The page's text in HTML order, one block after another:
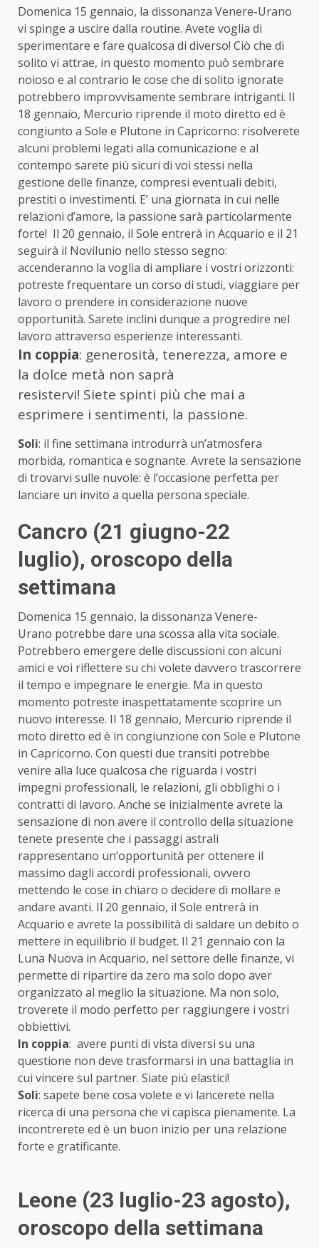
Domenica 15 gennaio, la dissonanza Venere-Urano
vi spinge a uscire dalla routine. Avete voglia di
sperimentare e fare qualcosa di diverso! Ciò che di
solito vi attrae, in questo momento può sembrare
noioso e al contrario le cose che di solito ignorate
potrebbero improvvisamente sembrare intriganti. Il
18 gennaio, Mercurio riprende il moto diretto ed è
congiunto a Sole e Plutone in Capricorno: risolverete
alcuni problemi legati alla comunicazione e al
contempo sarete più sicuri di voi stessi nella
gestione delle finanze, compresi eventuali debiti,
prestiti o investimenti. E’ una giornata in cui nelle
relazioni d’amore, la passione sarà particolarmente
forte! Il 20 gennaio, il Sole entrerà in Acquario e il 21
seguirà il Novilunio nello stesso segno:
accenderanno la voglia di ampliare i vostri orizzonti:
potreste frequentare un corso di studi, viaggiare per
lavoro o prendere in considerazione nuove
opportunità. Sarete inclini dunque a progredire nel
lavoro attraverso esperienze interessanti.
In coppia: generosità, tenerezza, amore e
la dolce metà non saprà
resistervi! Siete spinti più che mai a
esprimere i sentimenti, la passione.
Soli: il fine settimana introdurrà un’atmosfera
morbida, romantica e sognante. Avrete la sensazione
di trovarvi sulle nuvole: è l’occasione perfetta per
lanciare un invito a quella persona speciale.
Cancro (21 giugno-22
luglio), oroscopo della
settimana
Domenica 15 gennaio, la dissonanza Venere-
Urano potrebbe dare una scossa alla vita sociale.
Potrebbero emergere delle discussioni con alcuni
amici e voi riflettere su chi volete davvero trascorrere
il tempo e impegnare le energie. Ma in questo
momento potreste inaspettatamente scoprire un
nuovo interesse. Il 18 gennaio, Mercurio riprende il
moto diretto ed è in congiunzione con Sole e Plutone
in Capricorno. Con questi due transiti potrebbe
venire alla luce qualcosa che riguarda i vostri
impegni professionali, le relazioni, gli obblighi o i
contratti di lavoro. Anche se inizialmente avrete la
sensazione di non avere il controllo della situazione
tenete presente che i passaggi astrali
rappresentano un’opportunità per ottenere il
massimo dagli accordi professionali, ovvero
mettendo le cose in chiaro o decidere di mollare e
andare avanti. Il 20 gennaio, il Sole entrerà in
Acquario e avrete la possibilità di saldare un debito o
mettere in equilibrio il budget. Il 21 gennaio con la
Luna Nuova in Acquario, nel settore delle finanze, vi
permette di ripartire da zero ma solo dopo aver
organizzato al meglio la situazione. Ma non solo,
troverete il modo perfetto per raggiungere i vostri
obbiettivi.
In coppia: avere punti di vista diversi su una
questione non deve trasformarsi in una battaglia in
cui vincere sul partner. Siate più elastici!
Soli: sapete bene cosa volete e vi lancerete nella
ricerca di una persona che vi capisca pienamente. La
incontrerete ed è un buon inizio per una relazione
forte e gratificante.
Leone (23 luglio-23 agosto),
oroscopo della settimana